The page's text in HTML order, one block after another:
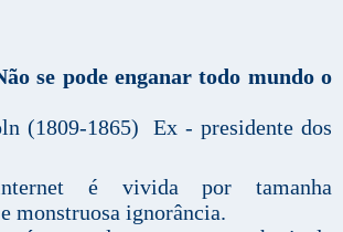
se pode enganar todo mundo o
(1809-1865) Ex - presidente dos
é vivida por tamanha
monstruosa ignorância.